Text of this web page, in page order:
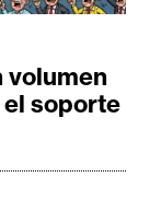
volumen
soporte